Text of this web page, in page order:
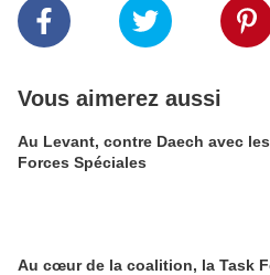
Vous aimerez aussi
Au Levant, contre Daech avec les
Forces Spéciales
Au cœur de la coalition, la Task